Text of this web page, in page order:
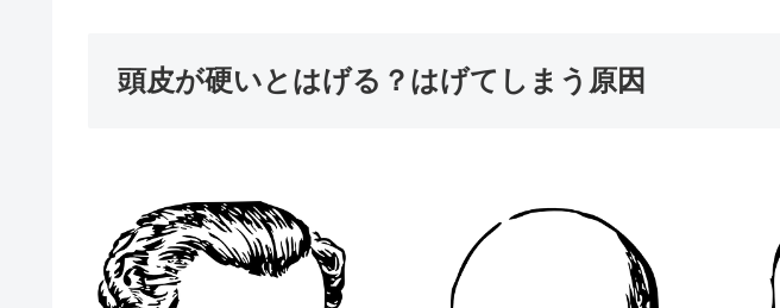
頭皮が硬いとはげる？はげてしまう原因